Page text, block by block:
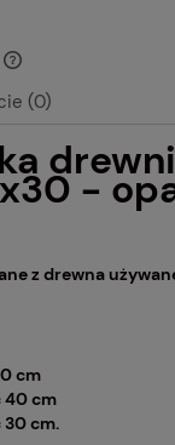
kosztów
(0)
-
z drewna
cm
40 cm
30 cm.